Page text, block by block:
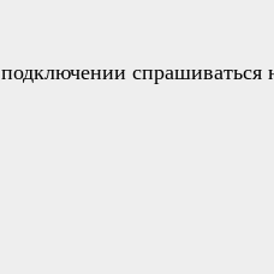
спрашиваться